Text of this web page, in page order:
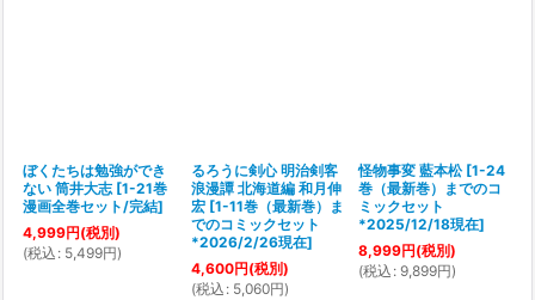
ぼくたちは勉強ができ
ない 筒井大志 [1-21巻
漫画全巻セット/完結]
4,999円(税別)
(税込 : 5,499円)
るろうに剣心 明治剣客
浪漫譚 北海道編 和月伸
宏 [1-11巻（最新巻）ま
でのコミックセット
*2026/2/26現在]
4,600円(税別)
(税込 : 5,060円)
怪物事変 藍本松 [1-24
巻（最新巻）までのコ
ミックセット
*2025/12/18現在]
8,999円(税別)
(税込 : 9,899円)